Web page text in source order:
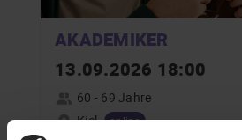
AKADEMIKER
13.09.2026 18:00
60 - 69 Jahre
Kiel
online